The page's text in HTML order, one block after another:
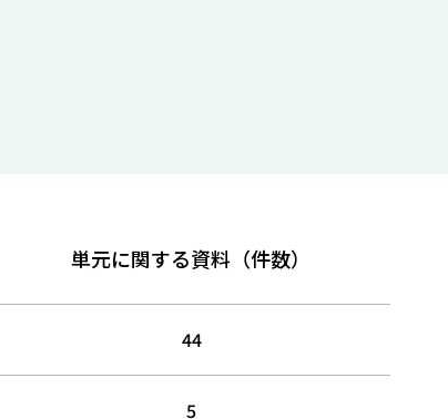
単元に関する資料（件数）
44
5